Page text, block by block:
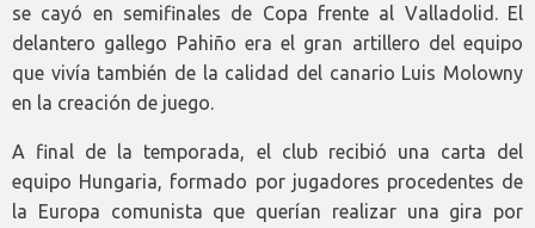
se cayó en semifinales de Copa frente al Valladolid. El
delantero gallego Pahiño era el gran artillero del equipo
que vivía también de la calidad del canario Luis Molowny
en la creación de juego.
A final de la temporada, el club recibió una carta del
equipo Hungaria, formado por jugadores procedentes de
la Europa comunista que querían realizar una gira por